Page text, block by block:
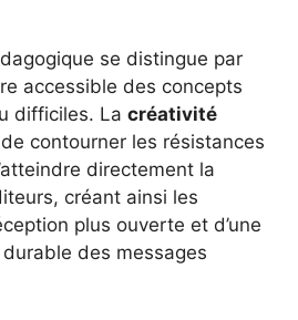
se distingue par
accessible des concepts
difficiles. La créativité
contourner les résistances
directement la
créant ainsi les
plus ouverte et d’une
des messages